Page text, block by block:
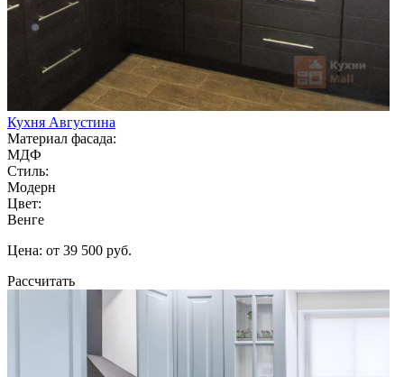
Кухня Августина
Материал фасада:
МДФ
Стиль:
Модерн
Цвет:
Венге
Цена: от 39 500 руб.
Рассчитать